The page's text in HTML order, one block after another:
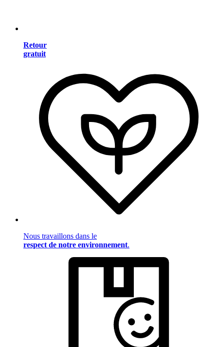
Retour
gratuit
Nous travaillons dans le
respect de notre environnement.